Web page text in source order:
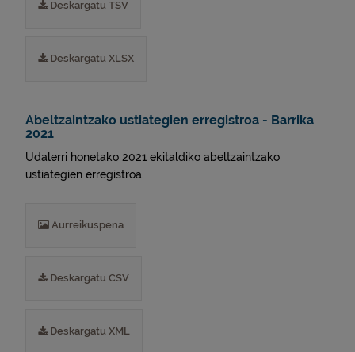
Deskargatu TSV
Deskargatu XLSX
Abeltzaintzako ustiategien erregistroa - Barrika
2021
Udalerri honetako 2021 ekitaldiko abeltzaintzako
ustiategien erregistroa.
Aurreikuspena
Deskargatu CSV
Deskargatu XML